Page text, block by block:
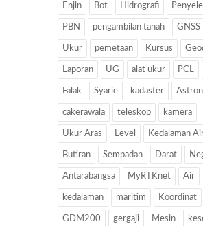
Enjin Bot Hidrografi
PBN pengambilan tanah GNSS
Ukur pemetaan Kursus
Laporan UG alat ukur PCL
Falak Syarie kadaster
cakerawala teleskop kamera
Ukur Aras Level Kedalaman
Butiran Sempadan Darat
Antarabangsa MyRTKnet Air
kedalaman maritim Koordinat
GDM200 gergaji Mesin